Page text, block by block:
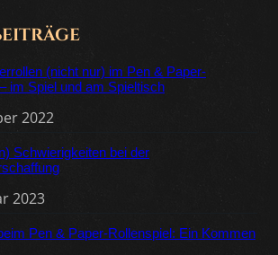
(nicht nur) im Pen & Paper-
im Spiel und am Spieltisch
2022
Schwierigkeiten bei der
2023
Pen & Paper-Rollenspiel: Ein Kommen